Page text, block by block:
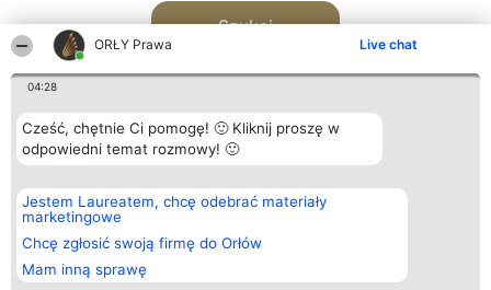
ORŁY Prawa Live chat
04:28
Cześć, chętnie Ci pomogę! 🙂 Kliknij proszę w
odpowiedni temat rozmowy! 🙂
Jestem Laureatem, chcę odebrać materiały
marketingowe
Chcę zgłosić swoją firmę do Orłów
Mam inną sprawę
Szukaj
Organizator plebiscytu
Bright Side Solutions sp. z o.
o. sp. k.
ul. Ruska 22
Wrocław 50-079
KRS 0000749100 | Regon
381313360 | NIP 8943132676
Plebiscyt
Laureaci
wszystkich
Laureatów
Regulamin
Kontakt
Kontakt